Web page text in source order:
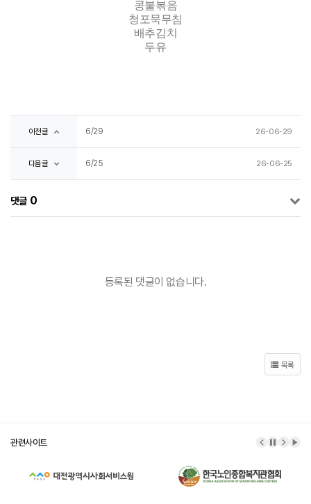
콩불볶음
청포묵무침
배추김치
두유
이전글 6/29 26-06-29
다음글 6/25 26-06-25
댓글 0
등록된 댓글이 없습니다.
목록
관련사이트 이전 배너
배너 정
다음
배